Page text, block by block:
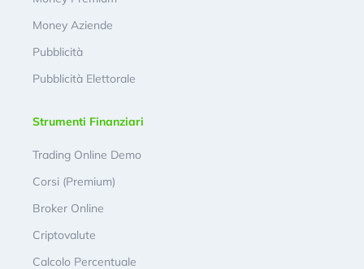
Money Aziende
Pubblicità
Pubblicità Elettorale
Strumenti Finanziari
Trading Online Demo
Corsi (Premium)
Broker Online
Criptovalute
Calcolo Percentuale